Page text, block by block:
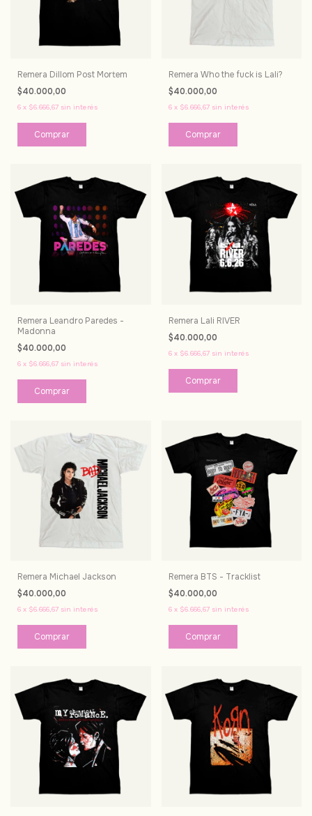
Remera Dillom Post Mortem
$40.000,00
6 x $6.666,67 sin interés
Comprar
Remera Who the fuck is Lali?
$40.000,00
6 x $6.666,67 sin interés
Comprar
Remera Leandro Paredes -
Madonna
$40.000,00
6 x $6.666,67 sin interés
Comprar
Remera Lali RIVER
$40.000,00
6 x $6.666,67 sin interés
Comprar
Remera Michael Jackson
$40.000,00
6 x $6.666,67 sin interés
Comprar
Remera BTS - Tracklist
$40.000,00
6 x $6.666,67 sin interés
Comprar